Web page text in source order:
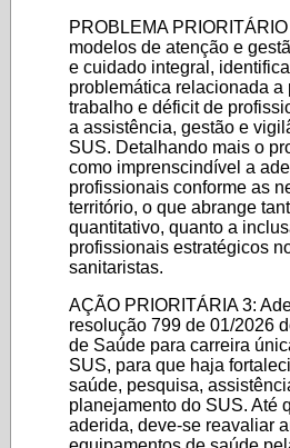
PROBLEMA
modelos de atenção e
e cuidado integral,
problemática relacionada a
trabalho e déficit de
a assistência, gestão e
SUS. Detalhando mais o
como imprenscindível a
profissionais conforme as
território, o que abrange
quantitativo, quanto a
profissionais estratégicos
sanitaristas.
AÇÃO PRIORITÁRIA 3:
resolução 799 de 01/2026
de Saúde para carreira
SUS, para que haja
saúde, pesquisa,
planejamento do SUS. Até
aderida, deve-se reavaliar